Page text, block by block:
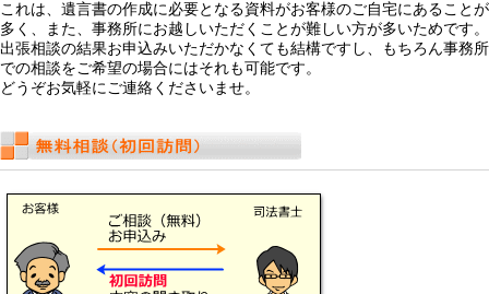
これは、遺言書の作成に必要となる資料がお客様のご自宅にあることが
多く、また、事務所にお越しいただくことが難しい方が多いためです。
出張相談の結果お申込みいただかなくても結構ですし、もちろん事務所
での相談をご希望の場合にはそれも可能です。
どうぞお気軽にご連絡くださいませ。